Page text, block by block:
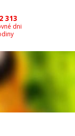
313
dni